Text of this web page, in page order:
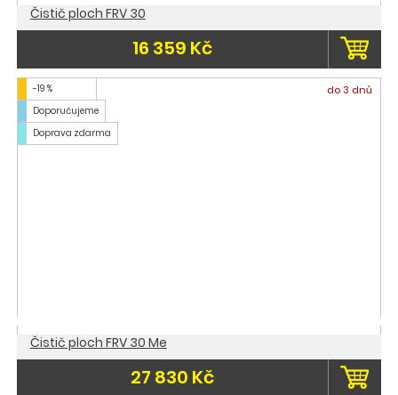
Čistič ploch FRV 30
16 359 Kč
-19 %
Doporučujeme
Doprava zdarma
do 3 dnů
Čistič ploch FRV 30 Me
27 830 Kč